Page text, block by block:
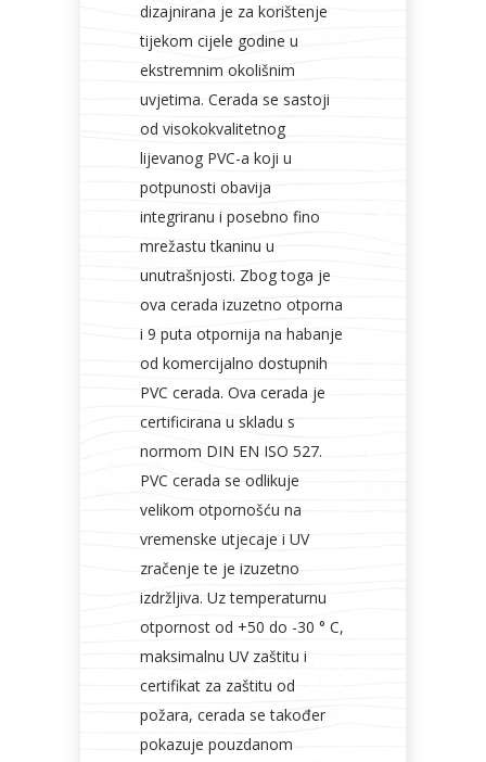
dizajnirana je za korištenje
tijekom cijele godine u
ekstremnim okolišnim
uvjetima. Cerada se sastoji
od visokokvalitetnog
lijevanog PVC-a koji u
potpunosti obavija
integriranu i posebno fino
mrežastu tkaninu u
unutrašnjosti. Zbog toga je
ova cerada izuzetno otporna
i 9 puta otpornija na habanje
od komercijalno dostupnih
PVC cerada. Ova cerada je
certificirana u skladu s
normom DIN EN ISO 527.
PVC cerada se odlikuje
velikom otpornošću na
vremenske utjecaje i UV
zračenje te je izuzetno
izdržljiva. Uz temperaturnu
otpornost od +50 do -30 ° C,
maksimalnu UV zaštitu i
certifikat za zaštitu od
požara, cerada se također
pokazuje pouzdanom